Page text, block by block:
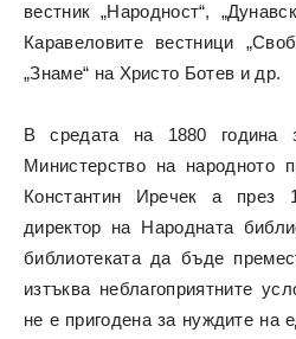
вестник „Народност“,
Каравеловите вестници
„Знаме“ на Христо Ботев и др.
В средата на 1880 година
Министерство на народното
Константин Иречек а през
директор на Народната
библиотеката да бъде
изтъква неблагоприятните
не е пригодена за нуждите на